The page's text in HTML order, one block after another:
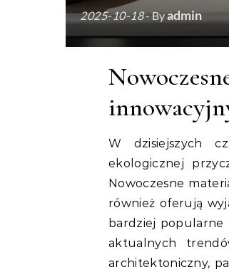
2025-10-18- Byadmin
W dzisiejszych
ekologicznej
Nowoczesne
również oferują
bardziej popularne
aktualnych
architektoniczny,